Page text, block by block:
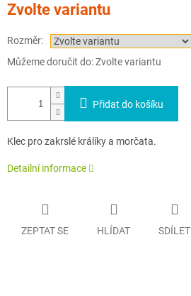
cena:
Zvolte variantu
Rozměr:
Můžeme doručit do:Zvolte variantu
Přidat do košíku
Klec pro zakrslé králíky a morčata.
Detailní informace
ZEPTAT SE HLÍDAT SDÍLET